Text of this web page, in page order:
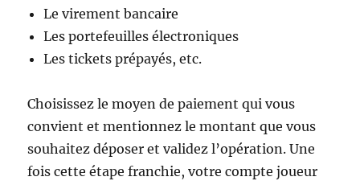
Le virement bancaire
Les portefeuilles électroniques
Les tickets prépayés, etc.
Choisissez le moyen de paiement qui vous
convient et mentionnez le montant que vous
souhaitez déposer et validez l’opération. Une
fois cette étape franchie, votre compte joueur